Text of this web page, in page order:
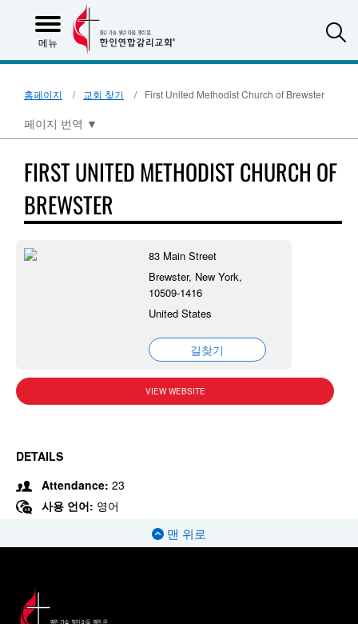
메뉴
홈페이지 교회 찾기 First United Methodist Church of Brewster
페이지 번역 ▼
FIRST UNITED METHODIST CHURCH OF
BREWSTER
83 Main Street
Brewster, New York,
10509-1416
United States
길찾기
VIEW WEBSITE
DETAILS
Attendance: 23
사용 언어: 영어
맨 위로